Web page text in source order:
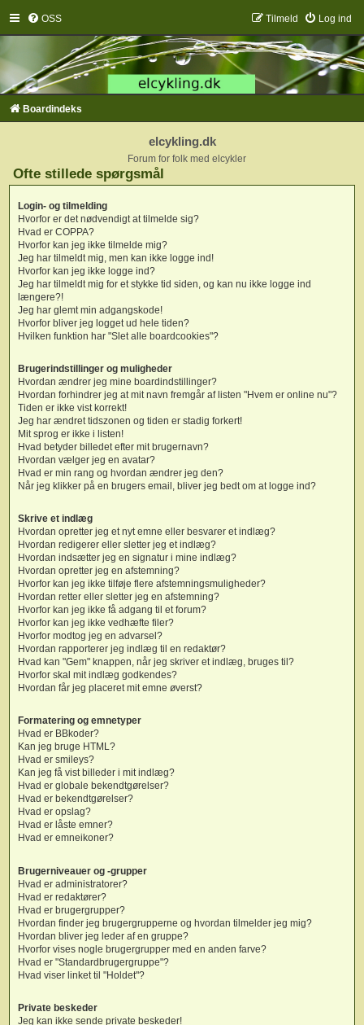
OSS Log ind
Tilmeld
Boardindeks
elcykling.dk
Forum for folk med elcykler
Ofte stillede spørgsmål
Login- og tilmelding
Hvorfor er det nødvendigt at tilmelde sig?
Hvad er COPPA?
Hvorfor kan jeg ikke tilmelde mig?
Jeg har tilmeldt mig, men kan ikke logge ind!
Hvorfor kan jeg ikke logge ind?
Jeg har tilmeldt mig for et stykke tid siden, og kan nu ikke logge ind
længere?!
Jeg har glemt min adgangskode!
Hvorfor bliver jeg logget ud hele tiden?
Hvilken funktion har "Slet alle boardcookies"?
Brugerindstillinger og muligheder
Hvordan ændrer jeg mine boardindstillinger?
Hvordan forhindrer jeg at mit navn fremgår af listen "Hvem er online nu"?
Tiden er ikke vist korrekt!
Jeg har ændret tidszonen og tiden er stadig forkert!
Mit sprog er ikke i listen!
Hvad betyder billedet efter mit brugernavn?
Hvordan vælger jeg en avatar?
Hvad er min rang og hvordan ændrer jeg den?
Når jeg klikker på en brugers email, bliver jeg bedt om at logge ind?
Skrive et indlæg
Hvordan opretter jeg et nyt emne eller besvarer et indlæg?
Hvordan redigerer eller sletter jeg et indlæg?
Hvordan indsætter jeg en signatur i mine indlæg?
Hvordan opretter jeg en afstemning?
Hvorfor kan jeg ikke tilføje flere afstemningsmuligheder?
Hvordan retter eller sletter jeg en afstemning?
Hvorfor kan jeg ikke få adgang til et forum?
Hvorfor kan jeg ikke vedhæfte filer?
Hvorfor modtog jeg en advarsel?
Hvordan rapporterer jeg indlæg til en redaktør?
Hvad kan "Gem" knappen, når jeg skriver et indlæg, bruges til?
Hvorfor skal mit indlæg godkendes?
Hvordan får jeg placeret mit emne øverst?
Formatering og emnetyper
Hvad er BBkoder?
Kan jeg bruge HTML?
Hvad er smileys?
Kan jeg få vist billeder i mit indlæg?
Hvad er globale bekendtgørelser?
Hvad er bekendtgørelser?
Hvad er opslag?
Hvad er låste emner?
Hvad er emneikoner?
Brugerniveauer og -grupper
Hvad er administratorer?
Hvad er redaktører?
Hvad er brugergrupper?
Hvordan finder jeg brugergrupperne og hvordan tilmelder jeg mig?
Hvordan bliver jeg leder af en gruppe?
Hvorfor vises nogle brugergrupper med en anden farve?
Hvad er "Standardbrugergruppe"?
Hvad viser linket til "Holdet"?
Private beskeder
Jeg kan ikke sende private beskeder!